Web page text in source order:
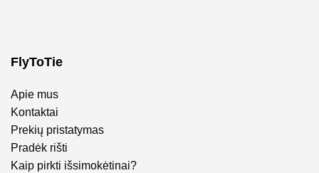
FlyToTie
Apie mus
Kontaktai
Prekių pristatymas
Pradėk rišti
Kaip pirkti išsimokėtinai?